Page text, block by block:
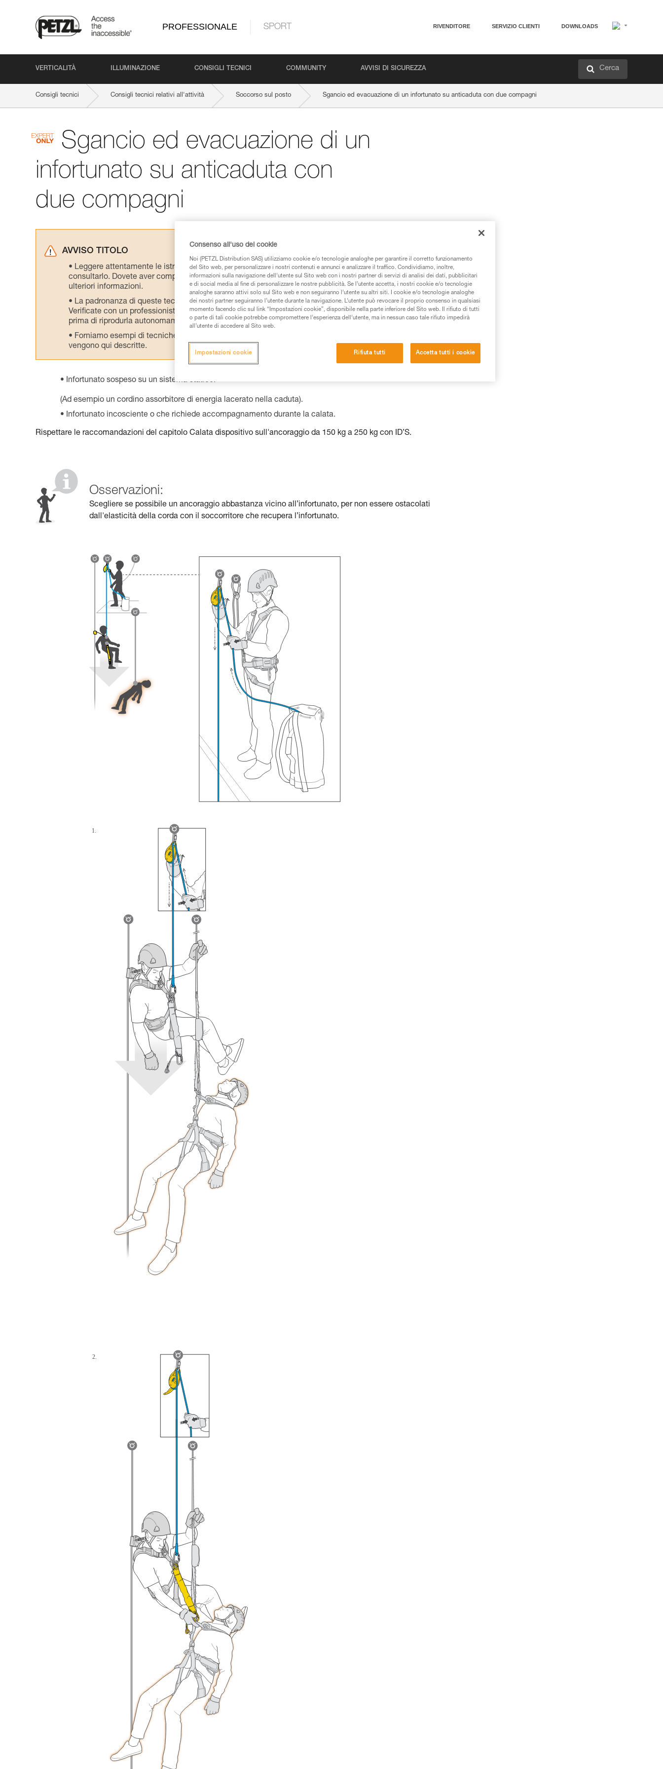
PROFESSIONALE SPORT RIVENDITORE SERVIZIO CLIENTI DOWNLOADS
VERTICALITÀ ILLUMINAZIONE CONSIGLI TECNICI COMMUNITY AVVISI DI SICUREZZA Cerca
Consigli tecnici Consigli tecnici relativi all'attività Soccorso sul posto Sgancio ed evacuazione di un infortunato su anticaduta con due compagni
Sgancio ed evacuazione di un
infortunato su anticaduta con
due compagni
AVVISO TITOLO
Leggere attentamente le istruzioni tecniche dei prodotti utilizzati in questo consiglio prima di
consultarlo. Dovete aver compreso le informazioni dell’istruzione tecnica per poter capire queste
ulteriori informazioni.
La padronanza di queste tecniche richiede una formazione ed un addestramento specifico.
Verificate con un professionista la vostra capacità di rifare la manovra, da soli, in piena sicurezza,
prima di riprodurla autonomamente.
Forniamo esempi di tecniche relative alla vostra attività. Ne possono esistere altre che non
vengono qui descritte.
Infortunato sospeso su un sistema statico.
(Ad esempio un cordino assorbitore di energia lacerato nella caduta).
Infortunato incosciente o che richiede accompagnamento durante la calata.
Rispettare le raccomandazioni del capitolo Calata dispositivo sull'ancoraggio da 150 kg a 250 kg con ID’S.
Osservazioni:
Scegliere se possibile un ancoraggio abbastanza vicino all’infortunato, per non essere ostacolati
dall'elasticità della corda con il soccorritore che recupera l’infortunato.
Consenso all'uso dei cookie
Noi (PETZL Distribution SAS) utilizziamo cookie e/o tecnologie analoghe per garantire il corretto funzionamento
del Sito web, per personalizzare i nostri contenuti e annunci e analizzare il traffico. Condividiamo, inoltre,
informazioni sulla navigazione dell’utente sul Sito web con i nostri partner di servizi di analisi dei dati, pubblicitari
e di social media al fine di personalizzare le nostre pubblicità. Se l’utente accetta, i nostri cookie e/o tecnologie
analoghe saranno attivi solo sul Sito web e non seguiranno l’utente su altri siti. I cookie e/o tecnologie analoghe
dei nostri partner seguiranno l’utente durante la navigazione. L’utente può revocare il proprio consenso in qualsiasi
momento facendo clic sul link “Impostazioni cookie”, disponibile nella parte inferiore del Sito web. Il rifiuto di tutti
o parte di tali cookie potrebbe compromettere l’esperienza dell’utente, ma in nessun caso tale rifiuto impedirà
all’utente di accedere al Sito web.
Rifiuta tutti Accetta tutti i cookie
Impostazioni cookie